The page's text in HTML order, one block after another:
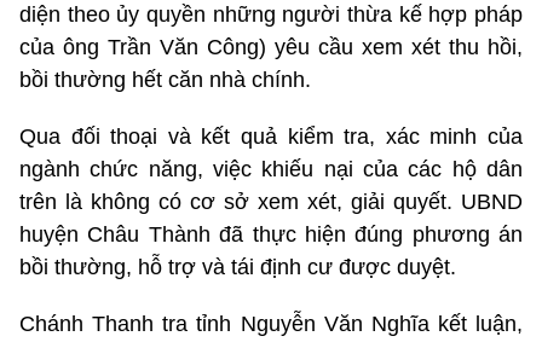
diện theo ủy quyền những người thừa kế hợp pháp
của ông Trần Văn Công) yêu cầu xem xét thu hồi,
bồi thường hết căn nhà chính.
Qua đối thoại và kết quả kiểm tra, xác minh của
ngành chức năng, việc khiếu nại của các hộ dân
trên là không có cơ sở xem xét, giải quyết. UBND
huyện Châu Thành đã thực hiện đúng phương án
bồi thường, hỗ trợ và tái định cư được duyệt.
Chánh Thanh tra tỉnh Nguyễn Văn Nghĩa kết luận,